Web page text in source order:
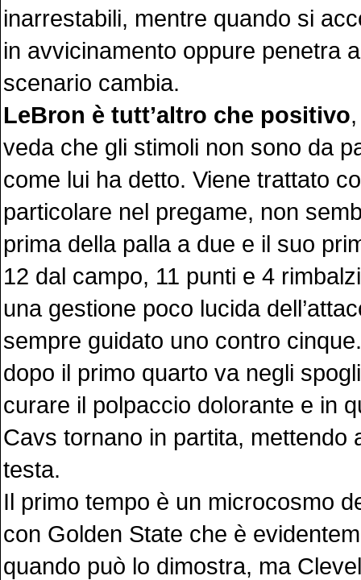
inarrestabili, mentre quando si
in avvicinamento oppure penetra
scenario cambia.
LeBron è tutt’altro che positivo
veda che gli stimoli non sono da
come lui ha detto. Viene trattato
particolare nel pregame, non
prima della palla a due e il suo
12 dal campo, 11 punti e 4
una gestione poco lucida
sempre guidato uno contro cinque.
dopo il primo quarto va negli
curare il polpaccio dolorante e in
Cavs tornano in partita, mettendo
testa.
Il primo tempo è un microcosmo
con Golden State che è
quando può lo dimostra, ma